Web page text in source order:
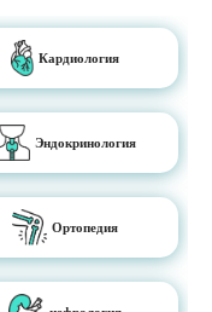
Кардиология
Эндокринология
Ортопедия